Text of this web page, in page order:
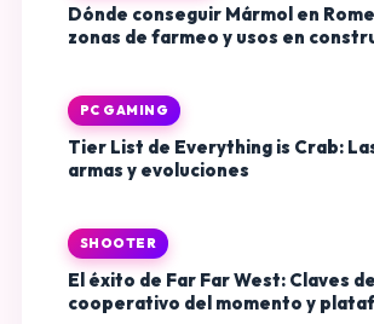
Dónde conseguir Mármol en
zonas de farmeo y usos en
PC GAMING
Tier List de Everything is Crab:
armas y evoluciones
SHOOTER
El éxito de Far Far West: Claves
cooperativo del momento y